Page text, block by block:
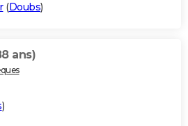
(Doubs)
ans)
)